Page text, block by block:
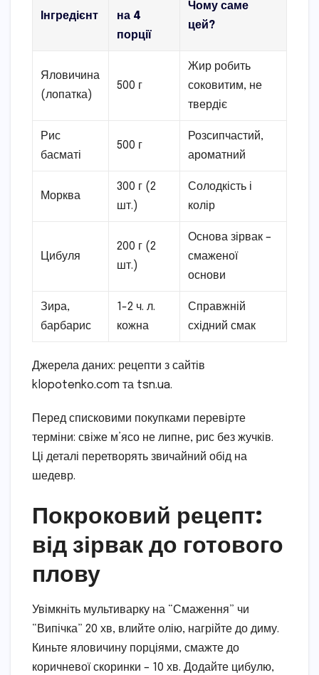
Інгредієнт
на 4
порції
Чому саме
цей?
Яловичина
(лопатка)
500 г
Жир робить
соковитим, не
твердіє
Рис
басматі
500 г
Розсипчастий,
ароматний
Морква
300 г (2
шт.)
Солодкість і
колір
Цибуля
200 г (2
шт.)
Основа зірвак –
смаженої
основи
Зира,
барбарис
1-2 ч. л.
кожна
Справжній
східний смак
Джерела даних: рецепти з сайтів
klopotenko.com та tsn.ua.
Перед списковими покупками перевірте
терміни: свіже м’ясо не липне, рис без жучків.
Ці деталі перетворять звичайний обід на
шедевр.
Покроковий рецепт:
від зірвак до готового
плову
Увімкніть мультиварку на “Смаження” чи
“Випічка” 20 хв, влийте олію, нагрійте до диму.
Киньте яловичину порціями, смажте до
коричневої скоринки – 10 хв. Додайте цибулю,